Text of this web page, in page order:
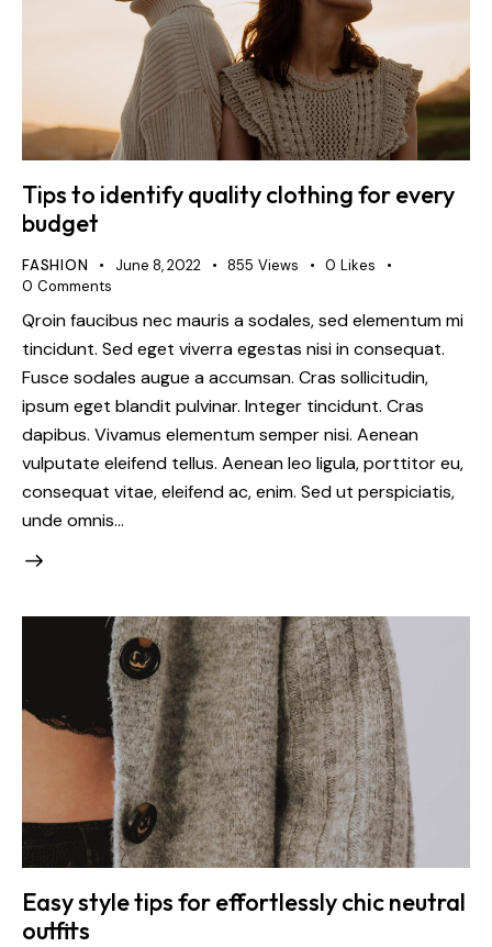
Tips to identify quality clothing for every
budget
FASHION June 8, 2022 855 Views 0 Likes
0 Comments
Qroin faucibus nec mauris a sodales, sed elementum mi
tincidunt. Sed eget viverra egestas nisi in consequat.
Fusce sodales augue a accumsan. Cras sollicitudin,
ipsum eget blandit pulvinar. Integer tincidunt. Cras
dapibus. Vivamus elementum semper nisi. Aenean
vulputate eleifend tellus. Aenean leo ligula, porttitor eu,
consequat vitae, eleifend ac, enim. Sed ut perspiciatis,
unde omnis…
Easy style tips for effortlessly chic neutral
outfits